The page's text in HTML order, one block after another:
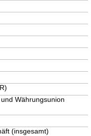
Währungsunion
(insgesamt)